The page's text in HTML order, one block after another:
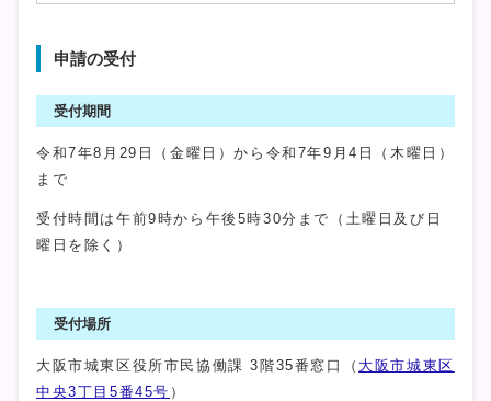
申請の受付
受付期間
令和7年8月29日（金曜日）から令和7年9月4日（木曜日）
まで
受付時間は午前9時から午後5時30分まで（土曜日及び日
曜日を除く）
受付場所
大阪市城東区役所市民協働課 3階35番窓口（ 大阪市城東区
中央3丁目5番45号 ）